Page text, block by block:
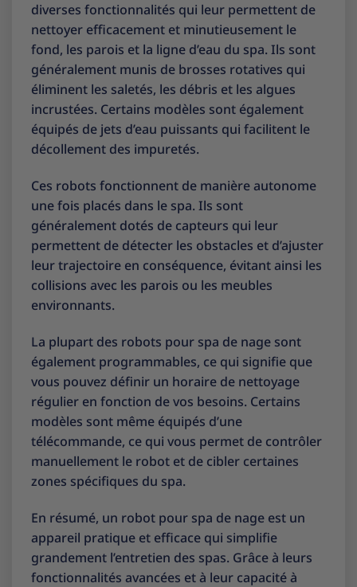
diverses fonctionnalités qui leur permettent de
nettoyer efficacement et minutieusement le
fond, les parois et la ligne d’eau du spa. Ils sont
généralement munis de brosses rotatives qui
éliminent les saletés, les débris et les algues
incrustées. Certains modèles sont également
équipés de jets d’eau puissants qui facilitent le
décollement des impuretés.
Ces robots fonctionnent de manière autonome
une fois placés dans le spa. Ils sont
généralement dotés de capteurs qui leur
permettent de détecter les obstacles et d’ajuster
leur trajectoire en conséquence, évitant ainsi les
collisions avec les parois ou les meubles
environnants.
La plupart des robots pour spa de nage sont
également programmables, ce qui signifie que
vous pouvez définir un horaire de nettoyage
régulier en fonction de vos besoins. Certains
modèles sont même équipés d’une
télécommande, ce qui vous permet de contrôler
manuellement le robot et de cibler certaines
zones spécifiques du spa.
En résumé, un robot pour spa de nage est un
appareil pratique et efficace qui simplifie
grandement l’entretien des spas. Grâce à leurs
fonctionnalités avancées et à leur capacité à